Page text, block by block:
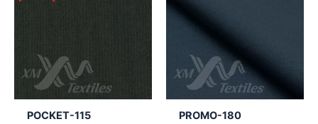
POCKET-115 PROMO-180